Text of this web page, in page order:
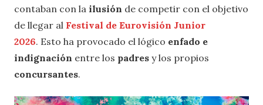
contaban con la ilusión de competir con el objetivo
de llegar al Festival de Eurovisión Junior
2026. Esto ha provocado el lógico enfado e
indignación entre los padres y los propios
concursantes.